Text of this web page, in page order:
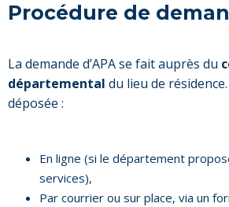
Procédure de
La demande d’APA se fait auprès du
départemental du lieu de
déposée :
En ligne (si le département
services),
Par courrier ou sur place, via un